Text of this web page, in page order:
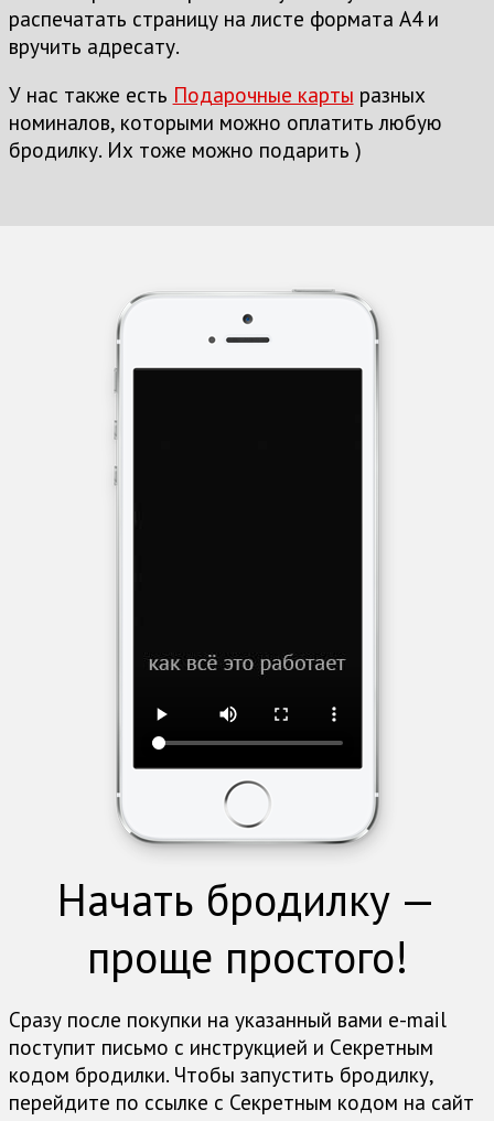
распечатать страницу на листе формата А4 и
вручить адресату.
У нас также есть Подарочные карты разных
номиналов, которыми можно оплатить любую
бродилку. Их тоже можно подарить )
Начать бродилку —
проще простого!
Сразу после покупки на указанный вами e-mail
поступит письмо с инструкцией и Cекретным
кодом бродилки. Чтобы запустить бродилку,
перейдите по ссылке с Секретным кодом на сайт